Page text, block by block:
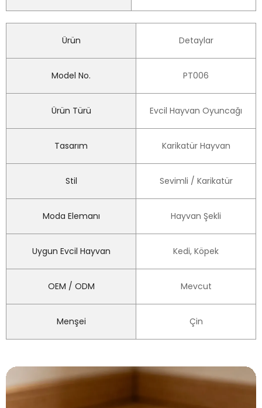
Ürün Detaylar
Model No. PT006
Ürün Türü Evcil Hayvan Oyuncağı
Tasarım Karikatür Hayvan
Stil Sevimli / Karikatür
Moda Elemanı Hayvan Şekli
Uygun Evcil Hayvan Kedi, Köpek
OEM / ODM Mevcut
Menşei Çin